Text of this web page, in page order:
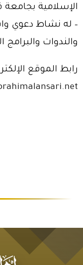
الإسلامية
– له نشاط دعوي
والندوات والبرامج
رابط الموقع